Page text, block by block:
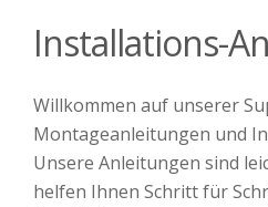
Installations-
Willkommen auf unserer
Montageanleitungen und
Unsere Anleitungen sind
helfen Ihnen Schritt für